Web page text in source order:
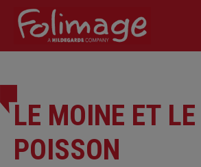
LE MOINE ET LE
POISSON